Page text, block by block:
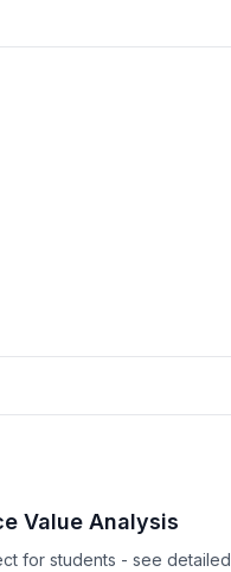
Value Analysis
for students - see detailed